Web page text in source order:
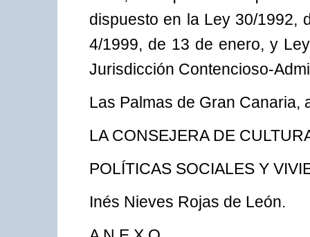
dispuesto en la Ley 30/1992,
4/1999, de 13 de enero, y
Jurisdicción Contencioso-
Las Palmas de Gran Canaria,
LA CONSEJERA DE
POLÍTICAS SOCIALES Y
Inés Nieves Rojas de León.